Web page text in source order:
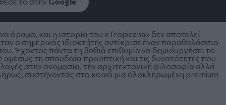
όραμα, και η ιστορία του «Tropicana» δεν αποτελεί
ο σημερινός ιδιοκτήτης αντίκρισε έναν παραθαλάσσιο
Έχοντας πάντα τη βαθιά επιθυμία να δημιουργήσει το
αμέσως τη σπουδαία προοπτική και τις δυνατότητες που
στην ονομασία, την αρχιτεκτονική φιλοσοφία αλλά
συστήνοντας στο κοινό μια ολοκληρωμένη premium